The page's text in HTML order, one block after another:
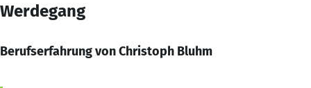
Werdegang
Berufserfahrung von Christoph Bluhm